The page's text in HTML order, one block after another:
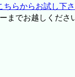
ちらからお試し下
までお越しくださ